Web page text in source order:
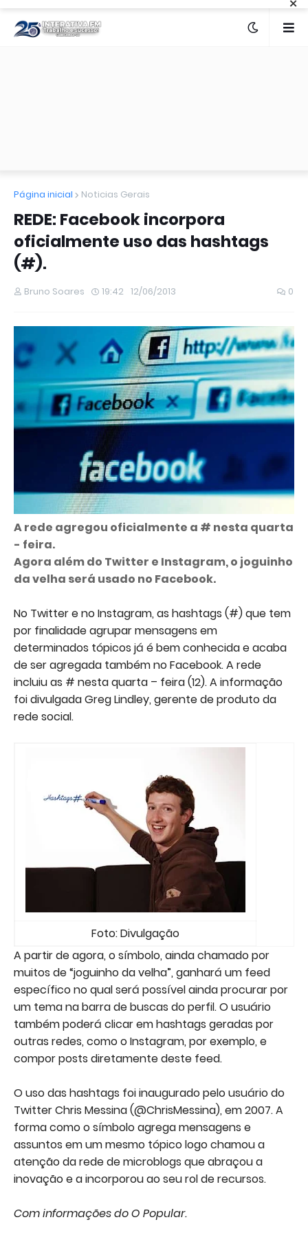
Página inicial Noticias Gerais
REDE: Facebook incorpora
oficialmente uso das hashtags
(#).
Bruno Soares 19:42 12/06/2013 0
A rede agregou oficialmente a # nesta quarta
- feira.
Agora além do Twitter e Instagram, o joguinho
da velha será usado no Facebook.
No Twitter e no Instagram, as hashtags (#) que tem
por finalidade agrupar mensagens em
determinados tópicos já é bem conhecida e acaba
de ser agregada também no Facebook. A rede
incluiu as # nesta quarta – feira (12). A informação
foi divulgada Greg Lindley, gerente de produto da
rede social.
Foto: Divulgação
A partir de agora, o símbolo, ainda chamado por
muitos de “joguinho da velha”, ganhará um feed
específico no qual será possível ainda procurar por
um tema na barra de buscas do perfil. O usuário
também poderá clicar em hashtags geradas por
outras redes, como o Instagram, por exemplo, e
compor posts diretamente deste feed.
O uso das hashtags foi inaugurado pelo usuário do
Twitter Chris Messina (@ChrisMessina), em 2007. A
forma como o símbolo agrega mensagens e
assuntos em um mesmo tópico logo chamou a
atenção da rede de microblogs que abraçou a
inovação e a incorporou ao seu rol de recursos.
Com informações do O Popular.